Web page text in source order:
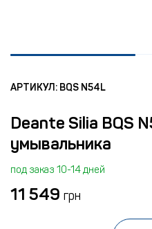
АРТИКУЛ: BQS N54L
Deante Silia BQS
умывальника
под заказ 10-14 дней
11 549 грн